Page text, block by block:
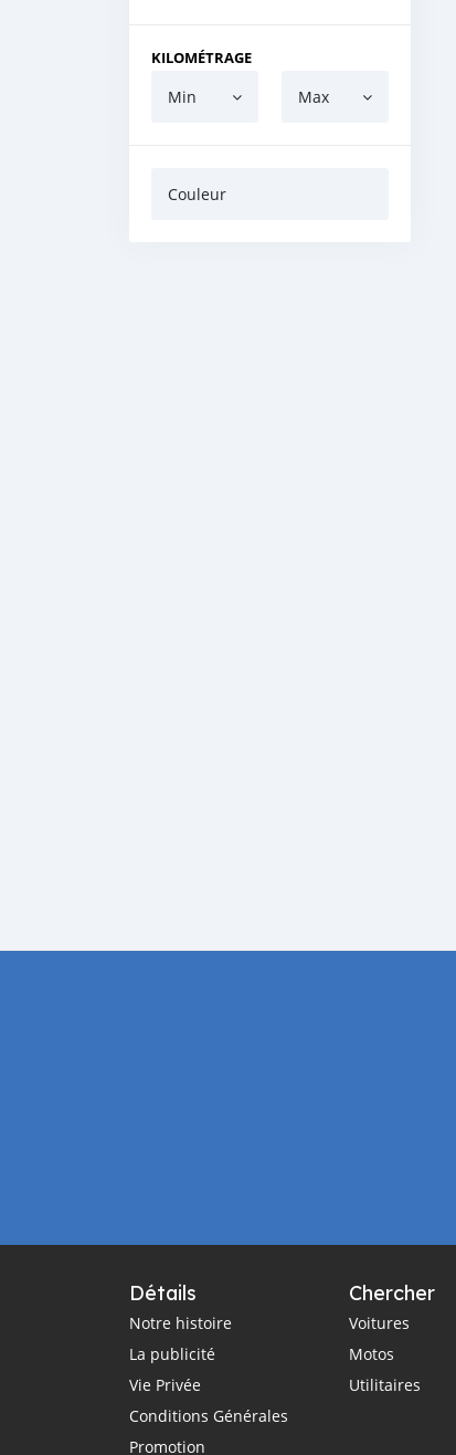
KILOMÉTRAGE
Min Max
Couleur
Détails
Notre histoire
La publicité
Vie Privée
Conditions Générales
Promotion
Chercher
Voitures
Motos
Utilitaires